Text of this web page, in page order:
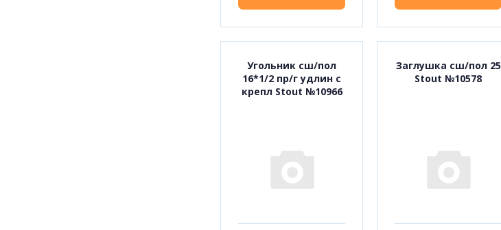
Угольник сш/пол
16*1/2 пр/г удлин с
крепл Stout №10966
Заглушка сш/пол 25
Stout №10578